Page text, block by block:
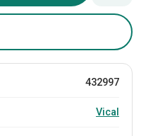
432997
Vical